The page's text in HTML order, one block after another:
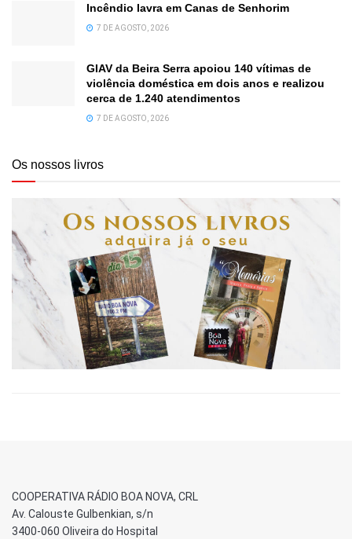
Incêndio lavra em Canas de Senhorim
7 DE AGOSTO, 2026
GIAV da Beira Serra apoiou 140 vítimas de
violência doméstica em dois anos e realizou
cerca de 1.240 atendimentos
7 DE AGOSTO, 2026
Os nossos livros
COOPERATIVA RÁDIO BOA NOVA, CRL
Av. Calouste Gulbenkian, s/n
3400-060 Oliveira do Hospital